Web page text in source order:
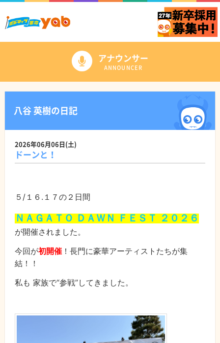
アナウンサー
ANNOUNCER
八谷 英樹の日記
2026年06月06日(土)
ドーンと！
５/１６.１７の２日間
ＮＡＧＡＴＯ ＤＡＷＮ ＦＥＳＴ ２０２６
が開催されました。
今回が初開催 ！長門に豪華アーティストたちが集
結！！
私も 家族で“参戦”してきました。